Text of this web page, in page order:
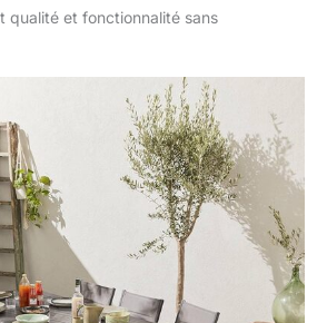
qualité et fonctionnalité sans